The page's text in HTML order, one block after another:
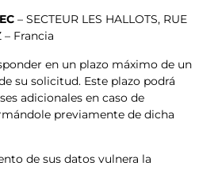
– SECTEUR LES HALLOTS, RUE
– Francia
en un plazo máximo de un
su solicitud. Este plazo podrá
adicionales en caso de
previamente de dicha
de sus datos vulnera la